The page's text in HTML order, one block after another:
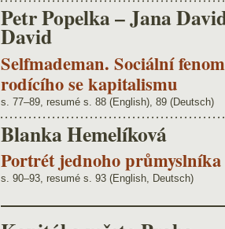
Petr Popelka – Jana
David
Selfmademan. Sociální
rodícího se kapitalismu
s. 77–89, resumé s. 88 (English), 89 (Deutsch)
Blanka Hemelíková
Portrét jednoho průmyslníka
s. 90–93, resumé s. 93 (English, Deutsch)